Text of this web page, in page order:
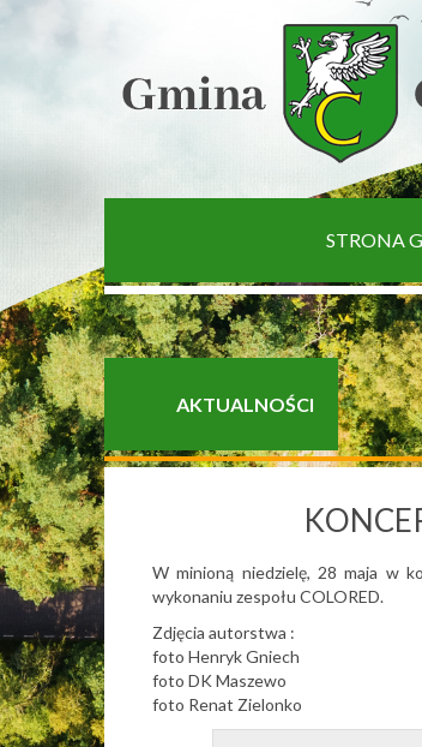
STRONA
AKTUALNOŚCI
W minioną niedzielę, 28 maja w
wykonaniu zespołu COLORED.
Zdjęcia autorstwa :
foto Henryk Gniech
foto DK Maszewo
foto Renat Zielonko
[interaktywna-mapa]